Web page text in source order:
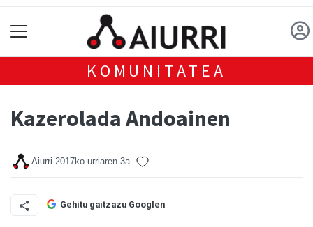
KOMUNITATEA
Kazerolada Andoainen
Aiurri 2017ko urriaren 3a
Gehitu gaitzazu Googlen